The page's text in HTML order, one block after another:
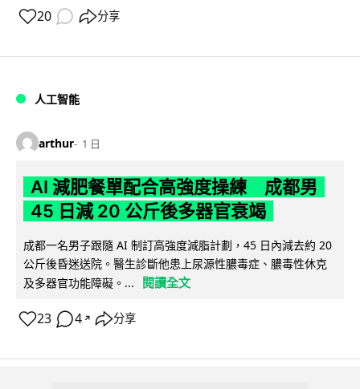
20 分享
人工智能
arthur 1 日
AI 減肥餐單配合高強度操練 成都男
45 日減 20 公斤後多器官衰竭
成都一名男子跟隨 AI 制訂高強度減脂計劃，45 日內減去約 20
公斤後昏迷送院。醫生診斷他患上尿源性膿毒症、膿毒性休克
及多器官功能障礙。...
閱讀全文
23 4 ↗ 分享